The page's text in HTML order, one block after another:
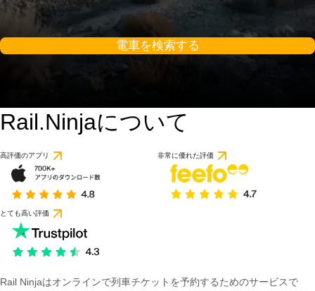
電車を検索する
Rail.Ninjaについて
高評価のアプリ 非常に優れた評価
とても高い評価
Rail Ninjaはオンラインで列車チケットを予約するためのサービスで